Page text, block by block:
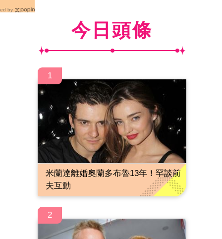
by
今日頭條
1
米蘭達離婚奧蘭多布魯13年！罕談前
夫互動
2